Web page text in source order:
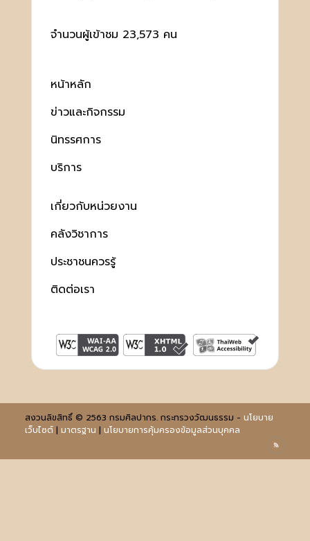
จำนวนผู้เข้าชม 23,573 คน
หน้าหลัก
ข่าวและกิจกรรม
นิทรรศการ
บริการ
เกี่ยวกับหน่วยงาน
คลังวิชาการ
ประชาชนควรรู้
ติดต่อเรา
สงวนลิขสิทธิ์ © 2563 กรมศิลปากร. กระทรวงวัฒนธรรม - นโยบาย
เว็บไซต์| มาตรฐาน | นโยบายการคุ้มครองข้อมูลส่วนบุคคล